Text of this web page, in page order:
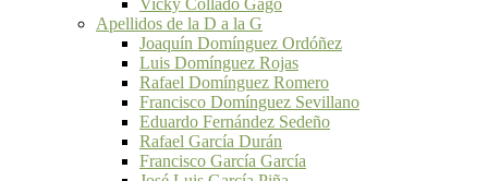
Vicky Collado Gago
Apellidos de la D a la G
Joaquín Domínguez Ordóñez
Luis Domínguez Rojas
Rafael Domínguez Romero
Francisco Domínguez Sevillano
Eduardo Fernández Sedeño
Rafael García Durán
Francisco García García